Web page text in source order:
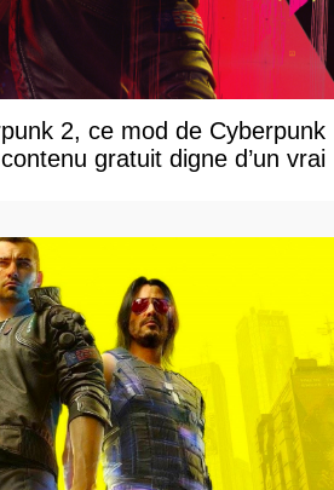
2, ce mod de Cyberpunk
gratuit digne d’un vrai